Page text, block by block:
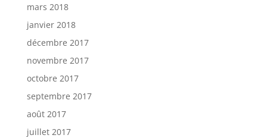
mars 2018
janvier 2018
décembre 2017
novembre 2017
octobre 2017
septembre 2017
août 2017
juillet 2017